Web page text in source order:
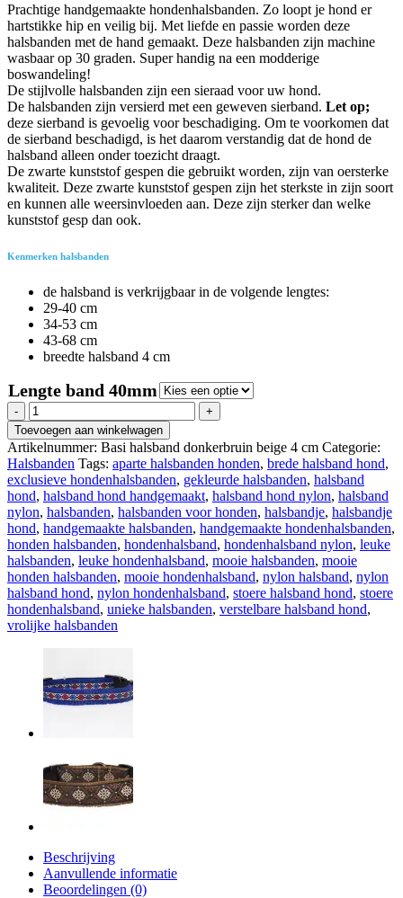
Prachtige handgemaakte hondenhalsbanden. Zo loopt je hond er
hartstikke hip en veilig bij. Met liefde en passie worden deze
halsbanden met de hand gemaakt. Deze halsbanden zijn machine
wasbaar op 30 graden. Super handig na een modderige
boswandeling!
De stijlvolle halsbanden zijn een sieraad voor uw hond.
De halsbanden zijn versierd met een geweven sierband. Let op;
deze sierband is gevoelig voor beschadiging. Om te voorkomen dat
de sierband beschadigd, is het daarom verstandig dat de hond de
halsband alleen onder toezicht draagt.
De zwarte kunststof gespen die gebruikt worden, zijn van oersterke
kwaliteit. Deze zwarte kunststof gespen zijn het sterkste in zijn soort
en kunnen alle weersinvloeden aan. Deze zijn sterker dan welke
kunststof gesp dan ook.
Kenmerken halsbanden
de halsband is verkrijgbaar in de volgende lengtes:
29-40 cm
34-53 cm
43-68 cm
breedte halsband 4 cm
Lengte band 40mm
Regazi
halsband
donkerbruin
beige
4
cm
aantal
Toevoegen aan winkelwagen
Artikelnummer: Basi halsband donkerbruin beige 4 cm Categorie:
Halsbanden Tags: aparte halsbanden honden, brede halsband hond,
exclusieve hondenhalsbanden, gekleurde halsbanden, halsband
hond, halsband hond handgemaakt, halsband hond nylon, halsband
nylon, halsbanden, halsbanden voor honden, halsbandje, halsbandje
hond, handgemaakte halsbanden, handgemaakte hondenhalsbanden,
honden halsbanden, hondenhalsband, hondenhalsband nylon, leuke
halsbanden, leuke hondenhalsband, mooie halsbanden, mooie
honden halsbanden, mooie hondenhalsband, nylon halsband, nylon
halsband hond, nylon hondenhalsband, stoere halsband hond, stoere
hondenhalsband, unieke halsbanden, verstelbare halsband hond,
vrolijke halsbanden
Beschrijving
Aanvullende informatie
Beoordelingen (0)